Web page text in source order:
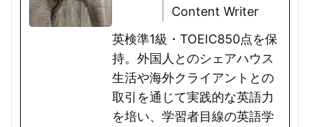
Content Writer
英検準1級・TOEIC850点を保
持。外国人とのシェアハウス
生活や海外クライアントとの
取引を通じて実践的な英語力
を培い、学習者目線の英語学